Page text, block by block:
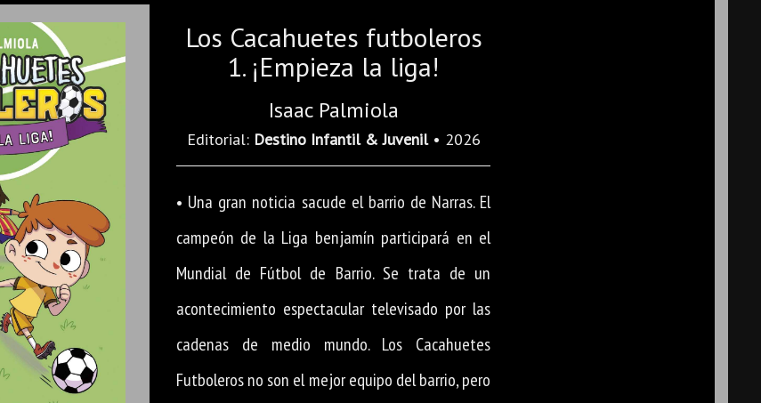
Los Cacahuetes futboleros
1. ¡Empieza la liga!
Isaac Palmiola
Editorial: Destino Infantil & Juvenil• 2026
• Una gran noticia sacude el barrio de Narras. El
campeón de la Liga benjamín participará en el
Mundial de Fútbol de Barrio. Se trata de un
acontecimiento espectacular televisado por las
cadenas de medio mundo. Los Cacahuetes
Futboleros no son el mejor equipo del barrio, pero